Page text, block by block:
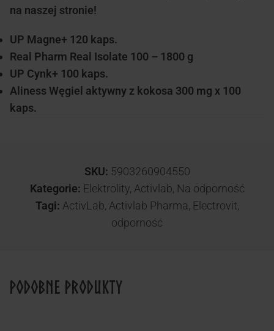
na naszej stronie!
UP Magne+ 120 kaps.
Real Pharm Real Isolate 100 – 1800 g
UP Cynk+ 100 kaps.
Aliness Węgiel aktywny z kokosa 300 mg x 100
kaps.
SKU: 5903260904550
Kategorie: Elektrolity, Activlab, Na odporność
Tagi: ActivLab, Activlab Pharma, Electrovit,
odporność
Podobne produkty